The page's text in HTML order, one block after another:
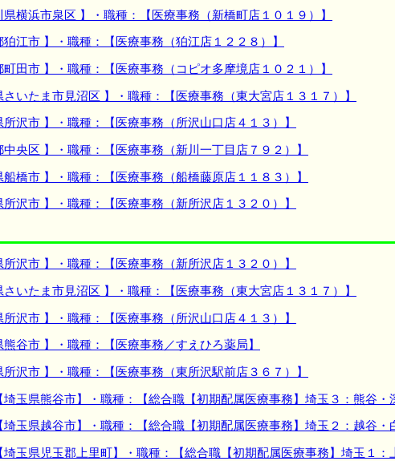
浜市泉区 】・職種：【医療事務（新橋町店１０１９）】
江市 】・職種：【医療事務（狛江店１２２８）】
市 】・職種：【医療事務（コピオ多摩境店１０２１）】
たま市見沼区 】・職種：【医療事務（東大宮店１３１７）】
市 】・職種：【医療事務（所沢山口店４１３）】
区 】・職種：【医療事務（新川一丁目店７９２）】
市 】・職種：【医療事務（船橋藤原店１１８３）】
市 】・職種：【医療事務（新所沢店１３２０）】
市 】・職種：【医療事務（新所沢店１３２０）】
たま市見沼区 】・職種：【医療事務（東大宮店１３１７）】
市 】・職種：【医療事務（所沢山口店４１３）】
谷市 】・職種：【医療事務／すえひろ薬局】
市 】・職種：【医療事務（東所沢駅前店３６７）】
県熊谷市】・職種：【総合職【初期配属医療事務】埼玉３：熊谷・
県越谷市】・職種：【総合職【初期配属医療事務】埼玉２：越谷・
県児玉郡上里町】・職種：【総合職【初期配属医療事務】埼玉１：